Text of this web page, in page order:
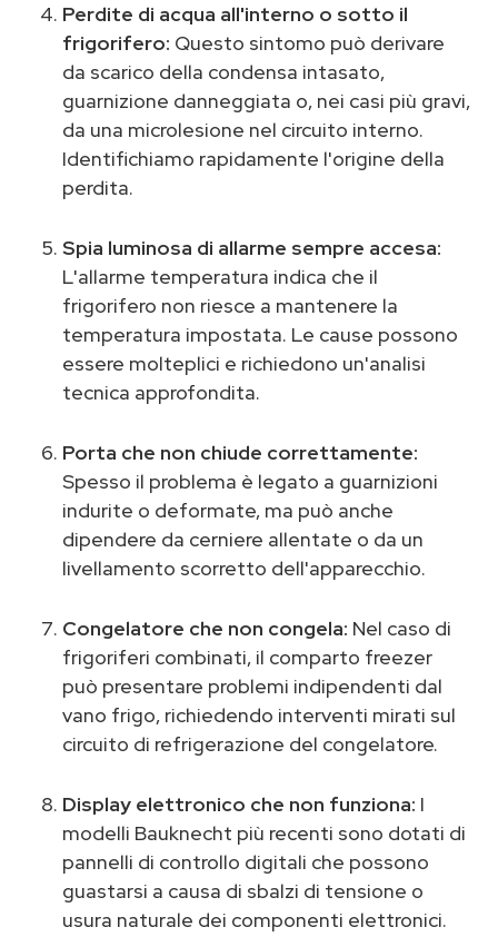
Perdite di acqua all'interno o sotto il
frigorifero: Questo sintomo può derivare
da scarico della condensa intasato,
guarnizione danneggiata o, nei casi più gravi,
da una microlesione nel circuito interno.
Identifichiamo rapidamente l'origine della
perdita.
Spia luminosa di allarme sempre accesa:
L'allarme temperatura indica che il
frigorifero non riesce a mantenere la
temperatura impostata. Le cause possono
essere molteplici e richiedono un'analisi
tecnica approfondita.
Porta che non chiude correttamente:
Spesso il problema è legato a guarnizioni
indurite o deformate, ma può anche
dipendere da cerniere allentate o da un
livellamento scorretto dell'apparecchio.
Congelatore che non congela: Nel caso di
frigoriferi combinati, il comparto freezer
può presentare problemi indipendenti dal
vano frigo, richiedendo interventi mirati sul
circuito di refrigerazione del congelatore.
Display elettronico che non funziona: I
modelli Bauknecht più recenti sono dotati di
pannelli di controllo digitali che possono
guastarsi a causa di sbalzi di tensione o
usura naturale dei componenti elettronici.